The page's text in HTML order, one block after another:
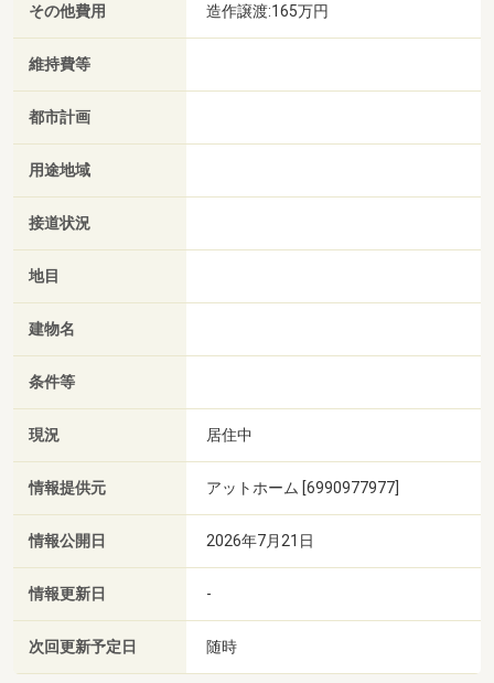
その他費用 造作譲渡:165万円
維持費等
都市計画
用途地域
接道状況
地目
建物名
条件等
現況 居住中
情報提供元 アットホーム [6990977977]
情報公開日 2026年7月21日
情報更新日 -
次回更新予定日 随時